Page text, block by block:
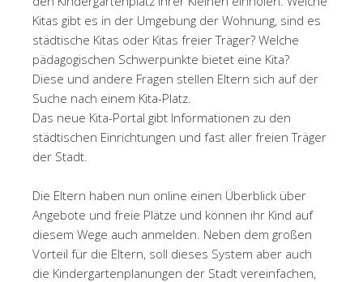
Kitas gibt es in der Umgebung der Wohnung, sind es
städtische Kitas oder Kitas freier Träger? Welche
pädagogischen Schwerpunkte bietet eine Kita?
Diese und andere Fragen stellen Eltern sich auf der
Suche nach einem Kita-Platz.
Das neue Kita-Portal gibt Informationen zu den
städtischen Einrichtungen und fast aller freien Träger
der Stadt.
Die Eltern haben nun online einen Überblick über
Angebote und freie Plätze und können ihr Kind auf
diesem Wege auch anmelden. Neben dem großen
Vorteil für die Eltern, soll dieses System aber auch
die Kindergartenplanungen der Stadt vereinfachen,